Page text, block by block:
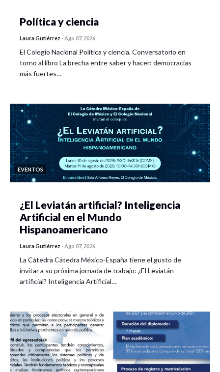
Política y ciencia
Laura Gutiérrez - Ago 07, 2026
El Colegio Nacional Política y ciencia. Conversatorio en
torno al libro La brecha entre saber y hacer: democracias
más fuertes…
EVENTOS
¿El Leviatán artificial? Inteligencia
Artificial en el Mundo
Hispanoamericano
Laura Gutiérrez - Ago 07, 2026
La Cátedra Cátedra México-España tiene el gusto de
invitar a su próxima jornada de trabajo: ¿El Leviatán
artificial? Inteligencia Artificial…